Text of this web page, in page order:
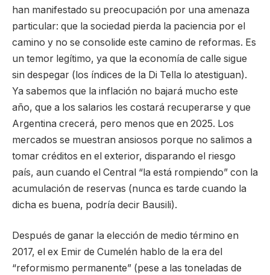
han manifestado su preocupación por una amenaza
particular: que la sociedad pierda la paciencia por el
camino y no se consolide este camino de reformas. Es
un temor legítimo, ya que la economía de calle sigue
sin despegar (los índices de la Di Tella lo atestiguan).
Ya sabemos que la inflación no bajará mucho este
año, que a los salarios les costará recuperarse y que
Argentina crecerá, pero menos que en 2025. Los
mercados se muestran ansiosos porque no salimos a
tomar créditos en el exterior, disparando el riesgo
país, aun cuando el Central “la está rompiendo” con la
acumulación de reservas (nunca es tarde cuando la
dicha es buena, podría decir Bausili).
Después de ganar la elección de medio término en
2017, el ex Emir de Cumelén hablo de la era del
“reformismo permanente” (pese a las toneladas de